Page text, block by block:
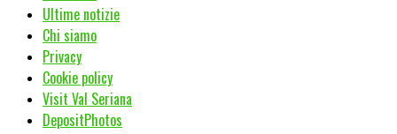
Ultime notizie
Chi siamo
Privacy
Cookie policy
Visit Val Seriana
DepositPhotos